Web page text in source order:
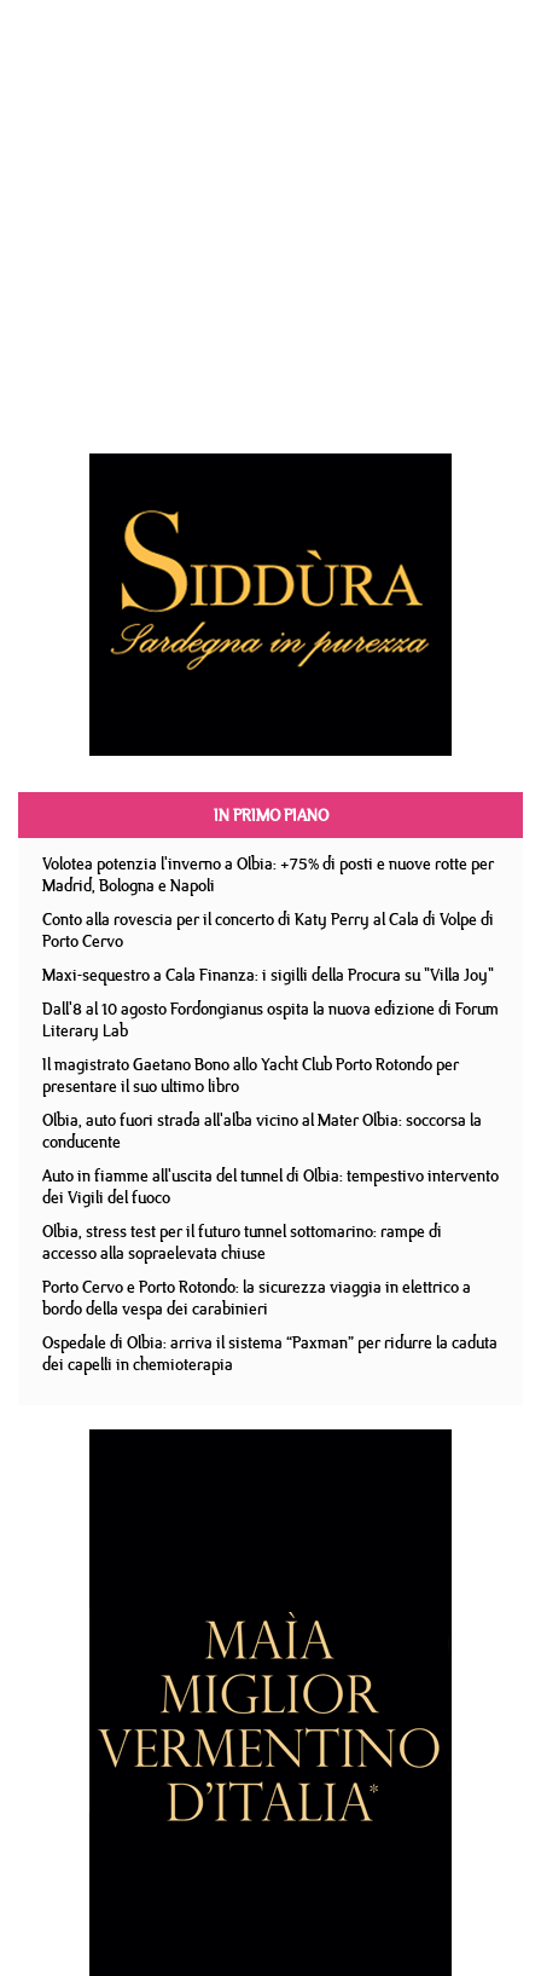
IN PRIMO PIANO
Volotea potenzia l'inverno a Olbia: +75% di posti e nuove rotte per
Madrid, Bologna e Napoli
Conto alla rovescia per il concerto di Katy Perry al Cala di Volpe di
Porto Cervo
Maxi-sequestro a Cala Finanza: i sigilli della Procura su "Villa Joy"
Dall'8 al 10 agosto Fordongianus ospita la nuova edizione di Forum
Literary Lab
Il magistrato Gaetano Bono allo Yacht Club Porto Rotondo per
presentare il suo ultimo libro
Olbia, auto fuori strada all'alba vicino al Mater Olbia: soccorsa la
conducente
Auto in fiamme all'uscita del tunnel di Olbia: tempestivo intervento
dei Vigili del fuoco
Olbia, stress test per il futuro tunnel sottomarino: rampe di
accesso alla sopraelevata chiuse
Porto Cervo e Porto Rotondo: la sicurezza viaggia in elettrico a
bordo della vespa dei carabinieri
Ospedale di Olbia: arriva il sistema “Paxman” per ridurre la caduta
dei capelli in chemioterapia